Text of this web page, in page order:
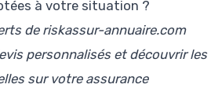
à votre situation ?
de riskassur-annuaire.com
personnalisés et découvrir les
sur votre assurance